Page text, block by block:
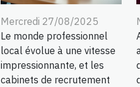
Mercredi 27/08/2025
Le monde professionnel
local évolue à une vitesse
impressionnante, et les
cabinets de recrutement